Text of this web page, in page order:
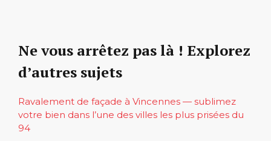
Ne vous arrêtez pas là ! Explorez
d’autres sujets
Ravalement de façade à Vincennes — sublimez
votre bien dans l’une des villes les plus prisées du
94